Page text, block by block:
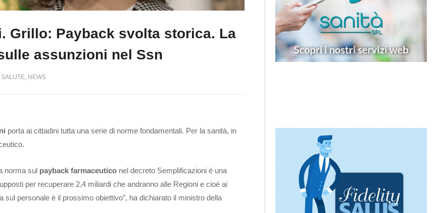
Grillo: Payback svolta storica. La
assunzioni nel Ssn
SALUTE NEWS
porta ai cittadini tutta una serie di norme fondamentali. Per la sanità, in
norma sul payback farmaceutico nel decreto Semplificazioni è una
per recuperare 2,4 miliardi che andranno alle Regioni e cioè ai
sul personale è il prossimo obiettivo”, ha dichiarato il ministro della